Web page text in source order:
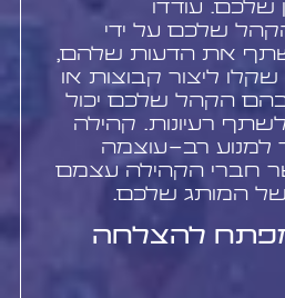
שלכם. עודדו
שלכם על ידי
את הדעות שלהם,
ליצור קבוצות או
שבהם הקהל שלכם יכול
רעיונות. קהילה
למנוע רב-עוצמה
חברי הקהילה עצמם
של המותג שלכם.
להצלחה